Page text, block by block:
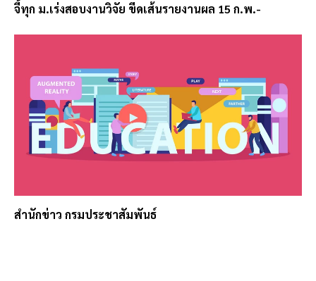
จี้ทุก ม.เร่งสอบงานวิจัย ขีดเส้นรายงานผล 15 ก.พ.-
สำนักข่าว กรมประชาสัมพันธ์